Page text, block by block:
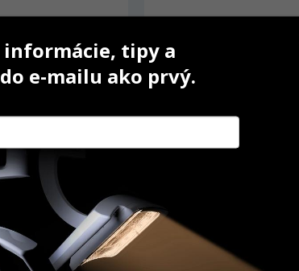
Tip ED14
DO KOŠÍKA
Woodpecker Tip G32 (EMS)
38,10€
PRIDAŤ DO KOŠÍKA
tipy a
e-mailu ako prvý.